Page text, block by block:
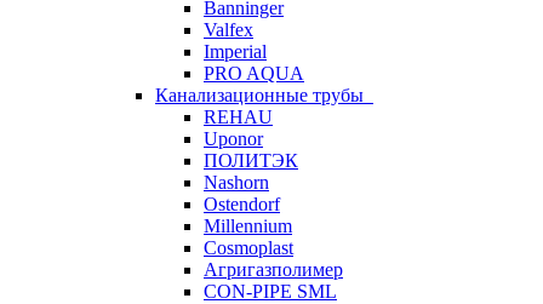
Banninger
Valfex
Imperial
PRO AQUA
Канализационные трубы
REHAU
Uponor
ПОЛИТЭК
Nashorn
Ostendorf
Millennium
Cosmoplast
Агригазполимер
CON-PIPE SML